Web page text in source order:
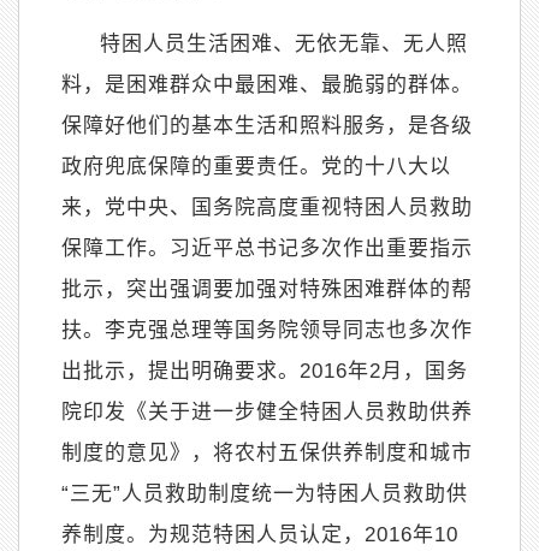
特困人员生活困难、无依无靠、无人照
料，是困难群众中最困难、最脆弱的群体。
保障好他们的基本生活和照料服务，是各级
政府兜底保障的重要责任。党的十八大以
来，党中央、国务院高度重视特困人员救助
保障工作。习近平总书记多次作出重要指示
批示，突出强调要加强对特殊困难群体的帮
扶。李克强总理等国务院领导同志也多次作
出批示，提出明确要求。 2016年2月，国务
院印发《关于进一步健全特困人员救助供养
制度的意见》，将农村五保供养制度和城市
“三无”人员救助制度统一为特困人员救助供
养制度。为规范特困人员认定， 2016年10